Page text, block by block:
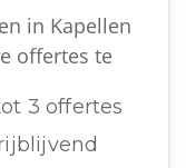
in Kapellen
offertes te
3 offertes